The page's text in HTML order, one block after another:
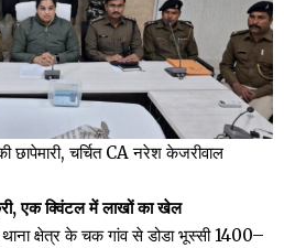
छापेमारी, चर्चित CA नरेश केजरीवाल
एक क्विंटल में लाखों का खेल
थाना क्षेत्र के चक गांव से डोडा भूस्सी 1400–